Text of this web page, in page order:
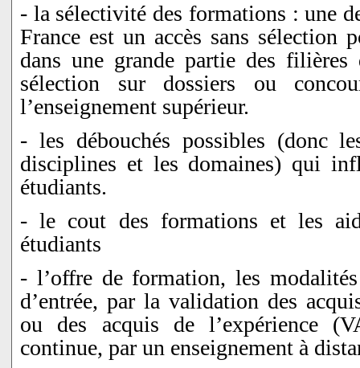
- la sélectivité des formations : une
France est un accès sans sélection
dans une grande partie des filières
sélection sur dossiers ou
l’enseignement supérieur.
- les débouchés possibles (donc
disciplines et les domaines) qui
étudiants.
- le cout des formations et les
étudiants
- l’offre de formation, les modalités
d’entrée, par la validation des
ou des acquis de l’expérience
continue, par un enseignement à